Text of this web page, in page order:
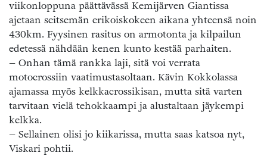
viikonloppuna päättävässä Kemijärven Giantissa
ajetaan seitsemän erikoiskokeen aikana yhteensä noin
430km. Fyysinen rasitus on armotonta ja kilpailun
edetessä nähdään kenen kunto kestää parhaiten.
– Onhan tämä rankka laji, sitä voi verrata
motocrossiin vaatimustasoltaan. Kävin Kokkolassa
ajamassa myös kelkkacrossikisan, mutta sitä varten
tarvitaan vielä tehokkaampi ja alustaltaan jäykempi
kelkka.
– Sellainen olisi jo kiikarissa, mutta saas katsoa nyt,
Viskari pohtii.